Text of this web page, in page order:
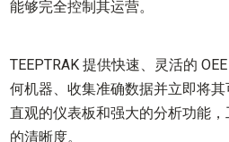
能够完全控制其运营。
TEEPTRAK 提供快速、灵活的
何机器、收集准确数据并立即将其
直观的仪表板和强大的分析功能
的清晰度。